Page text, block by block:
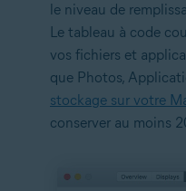
le niveau de
Le tableau à code
vos fichiers et
que Photos,
stockage sur votre
conserver au moins